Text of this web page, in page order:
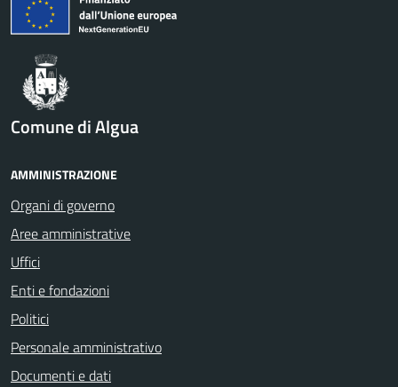
Comune di Algua
AMMINISTRAZIONE
Organi di governo
Aree amministrative
Uffici
Enti e fondazioni
Politici
Personale amministrativo
Documenti e dati